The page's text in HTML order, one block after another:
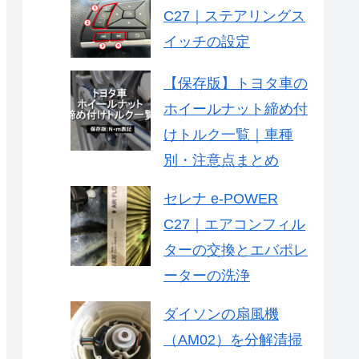
C27｜ステアリングス
イッチの設定
【保存版】トヨタ車の
ホイールナット締め付
けトルク一覧｜車種
別・注意点まとめ
セレナ e-POWER
C27｜エアコンフィル
ターの交換とエバポレ
ーターの洗浄
ダイソンの扇風機
（AM02）を分解清掃